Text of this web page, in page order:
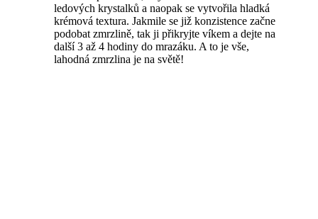
ledových krystalků a naopak se vytvořila hladká
krémová textura. Jakmile se již konzistence začne
podobat zmrzlině, tak ji přikryjte víkem a dejte na
další 3 až 4 hodiny do mrazáku. A to je vše,
lahodná zmrzlina je na světě!